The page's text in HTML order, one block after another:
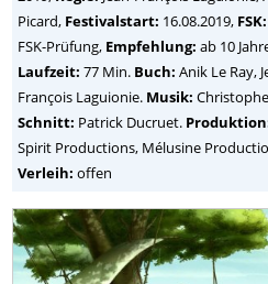
Picard, Festivalstart: 16.08.2019, FSK:
FSK-Prüfung, Empfehlung: ab 10
Laufzeit: 77 Min. Buch: Anik Le Ray,
François Laguionie. Musik:
Schnitt: Patrick Ducruet.
Spirit Productions, Mélusine
Verleih: offen